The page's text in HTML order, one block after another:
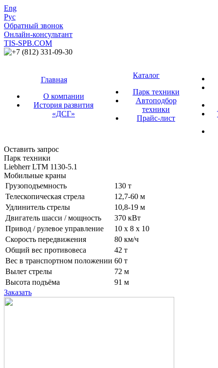
Eng
Рус
Обратный звонок
Онлайн-консультант
TIS-SPB.COM
+7 (812) 331-09-30
Главная
О компании
История развития
«ДСГ»
Каталог
Парк техники
Автоподбор
техники
Прайс-лист
Оставить запрос
Парк техники
Liebherr LTM 1130-5.1
Мобильные краны
Грузоподъемность
130 т
Телескопическая стрела
12,7-60 м
Удлинитель стрелы
10,8-19 м
Двигатель шасси / мощность
370 кВт
Привод / рулевое управление
10 x 8 x 10
Скорость передвижения
80 км/ч
Общий вес противовеса
42 т
Вес в транспортном положении 60 т
Вылет стрелы
72 м
Высота подъёма
91 м
Заказать